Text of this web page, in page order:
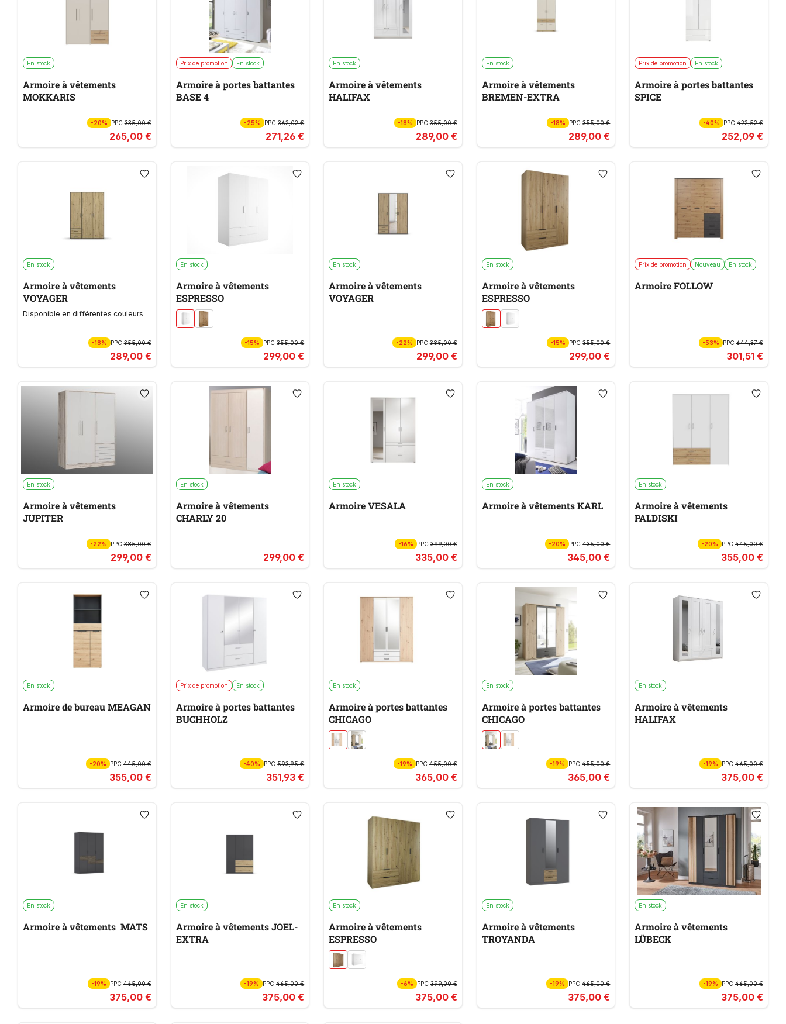
En stock
Armoire à vêtements
MOKKARIS
-20% PPC335,00 €
265,00 €
Prix de promotion En stock
Armoire à portes battantes
BASE 4
-25% PPC362,02 €
271,26 €
En stock
Armoire à vêtements
HALIFAX
-18% PPC355,00 €
289,00 €
En stock
Armoire à vêtements
BREMEN-EXTRA
-18% PPC355,00 €
289,00 €
Prix de promotion En stock
Armoire à portes battantes
SPICE
-40% PPC 422,52 €
252,09 €
En stock
Armoire à vêtements
VOYAGER
Disponible en différentes couleurs
-18% PPC355,00 €
289,00 €
En stock
Armoire à vêtements
ESPRESSO
-15% PPC355,00 €
299,00 €
En stock
Armoire à vêtements
VOYAGER
-22% PPC385,00 €
299,00 €
En stock
Armoire à vêtements
ESPRESSO
-15% PPC355,00 €
299,00 €
Prix de promotion Nouveau En stock
Armoire FOLLOW
-53% PPC 644,37 €
301,51 €
En stock
Armoire à vêtements
JUPITER
-22% PPC385,00 €
299,00 €
En stock
Armoire à vêtements
CHARLY 20
299,00 €
En stock
Armoire VESALA
-16% PPC399,00 €
335,00 €
En stock
Armoire à vêtements KARL
-20% PPC435,00 €
345,00 €
En stock
Armoire à vêtements
PALDISKI
-20% PPC 445,00 €
355,00 €
En stock
Armoire de bureau MEAGAN
-20% PPC445,00 €
355,00 €
Prix de promotion En stock
Armoire à portes battantes
BUCHHOLZ
-40% PPC593,95 €
351,93 €
En stock
Armoire à portes battantes
CHICAGO
-19% PPC455,00 €
365,00 €
En stock
Armoire à portes battantes
CHICAGO
-19% PPC455,00 €
365,00 €
En stock
Armoire à vêtements
HALIFAX
-19% PPC 465,00 €
375,00 €
En stock
Armoire à vêtements MATS
-19% PPC465,00 €
375,00 €
En stock
Armoire à vêtements JOEL-
EXTRA
-19% PPC465,00 €
375,00 €
En stock
Armoire à vêtements
ESPRESSO
-6% PPC399,00 €
375,00 €
En stock
Armoire à vêtements
TROYANDA
-19% PPC465,00 €
375,00 €
En stock
Armoire à vêtements
LÜBECK
-19% PPC 465,00 €
375,00 €